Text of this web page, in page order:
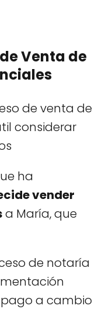
Venta de
de venta de
considerar
ha
vender
a María, que
de notaría
pago a cambio